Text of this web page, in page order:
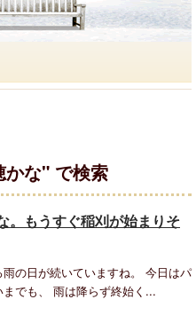
かな" で検索
。もうすぐ稲刈が始まりそ
雨の日が続いていますね。 今日はパ
までも、 雨は降らず終始く...